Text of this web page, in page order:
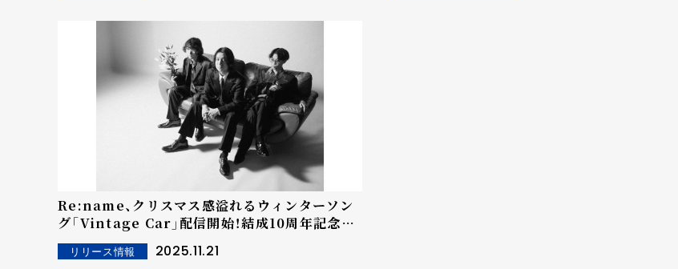
Re:name、クリスマス感溢れるウィンターソン
グ「Vintage Car」配信開始！結成10周年記念し
た東阪ツーマンツアーのゲストにthe
paddles、w.o.d.が決定！
リリース情報 2025.11.21